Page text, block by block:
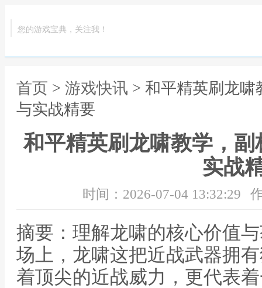
您的游戏宝典，关注我！
首页 > 游戏快讯 > 和平精英刷龙
与实战精要
和平精英刷龙啸教学，
实战
时间：2026-07-04 13:32:29
摘要：理解龙啸的核心价值
场上，龙啸这把近战武器拥
着顶尖的近战威力，更代表